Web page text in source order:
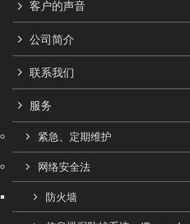
客户的声音
公司简介
联系我们
服务
紧急、定期维护
网络安全法
防火墙